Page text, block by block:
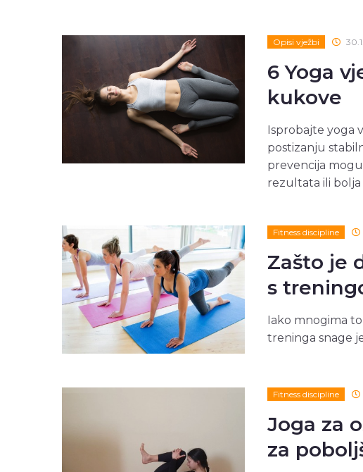
Opisi vježbi
6 Yoga
kukove
Isprobajte yoga
postizanju
prevencija
rezultata ili
Fitness discipline
Zašto je
s
Iako mnogima
treninga snage
Fitness discipline
Joga za
za